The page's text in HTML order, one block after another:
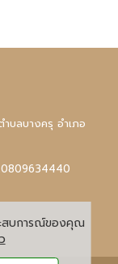
บลบางครุ อำเภอ
0809634440
ะสบการณ์ของคุณ